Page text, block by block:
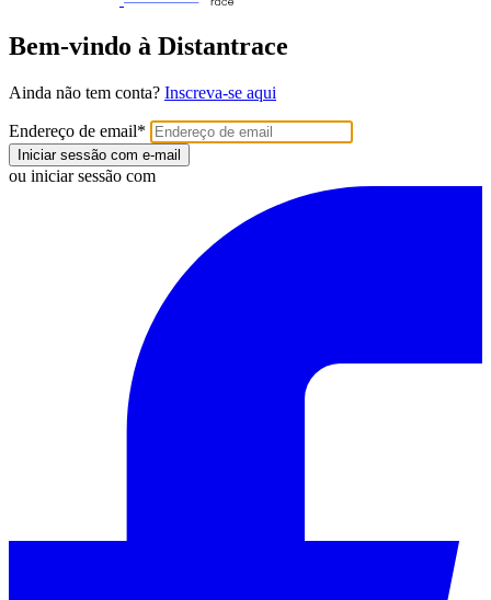
Bem-vindo à Distantrace
Ainda não tem conta? Inscreva-se aqui
Endereço de email*
Iniciar sessão com e-mail
ou iniciar sessão com